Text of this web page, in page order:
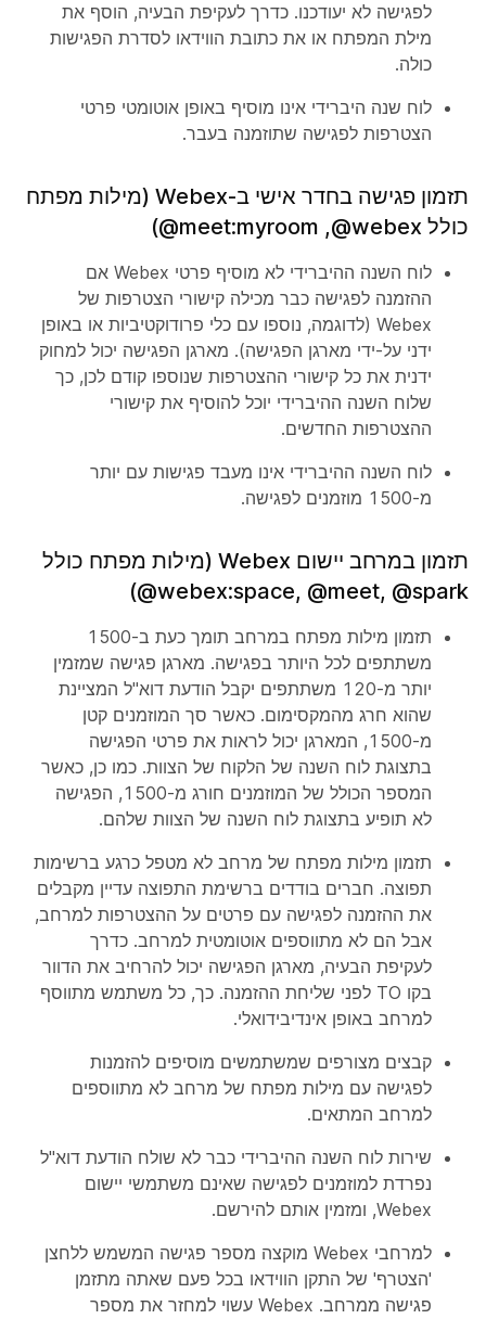
לפגישה לא יעודכנו. כדרך לעקיפת הבעיה, הוסף את
מילת המפתח או את כתובת הווידאו לסדרת הפגישות
כולה.
לוח שנה היברידי אינו מוסיף באופן אוטומטי פרטי
הצטרפות לפגישה שתוזמנה בעבר.
תזמון פגישה בחדר אישי ב-Webex (מילות מפתח
כולל ‎@webex‏, ‎@meet:myroom)
לוח השנה ההיברידי לא מוסיף פרטי Webex אם
ההזמנה לפגישה כבר מכילה קישורי הצטרפות של
Webex (לדוגמה, נוספו עם כלי פרודוקטיביות או באופן
ידני על-ידי מארגן הפגישה). מארגן הפגישה יכול למחוק
ידנית את כל קישורי ההצטרפות שנוספו קודם לכן, כך
שלוח השנה ההיברידי יוכל להוסיף את קישורי
ההצטרפות החדשים.
לוח השנה ההיברידי אינו מעבד פגישות עם יותר
מ-1500 מוזמנים לפגישה.
תזמון במרחב יישום Webex (מילות מפתח כולל
‎@webex:space, ‎@meet, ‎@spark)
תזמון מילות מפתח במרחב תומך כעת ב-1500
משתתפים לכל היותר בפגישה. מארגן פגישה שמזמין
יותר מ-120 משתתפים יקבל הודעת דוא"ל המציינת
שהוא חרג מהמקסימום. כאשר סך המוזמנים קטן
מ-1500, המארגן יכול לראות את פרטי הפגישה
בתצוגת לוח השנה של הלקוח של הצוות. כמו כן, כאשר
המספר הכולל של המוזמנים חורג מ-1500, הפגישה
לא תופיע בתצוגת לוח השנה של הצוות שלהם.
תזמון מילות מפתח של מרחב לא מטפל כרגע ברשימות
תפוצה. חברים בודדים ברשימת התפוצה עדיין מקבלים
את ההזמנה לפגישה עם פרטים על ההצטרפות למרחב,
אבל הם לא מתווספים אוטומטית למרחב. כדרך
לעקיפת הבעיה, מארגן הפגישה יכול להרחיב את הדוור
בקו TO לפני שליחת ההזמנה. כך, כל משתמש מתווסף
למרחב באופן אינדיבידואלי.
קבצים מצורפים שמשתמשים מוסיפים להזמנות
לפגישה עם מילות מפתח של מרחב לא מתווספים
למרחב המתאים.
שירות לוח השנה ההיברידי כבר לא שולח הודעת דוא"ל
נפרדת למוזמנים לפגישה שאינם משתמשי יישום
Webex, ומזמין אותם להירשם.
למרחבי Webex מוקצה מספר פגישה המשמש ללחצן
'הצטרף' של התקן הווידאו בכל פעם שאתה מתזמן
פגישה ממרחב. Webex עשוי למחזר את מספר